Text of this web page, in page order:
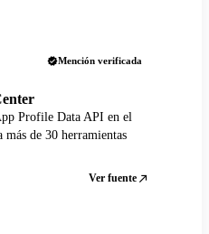
Mención verificada
Profile Data API en el
de 30 herramientas
Ver fuente